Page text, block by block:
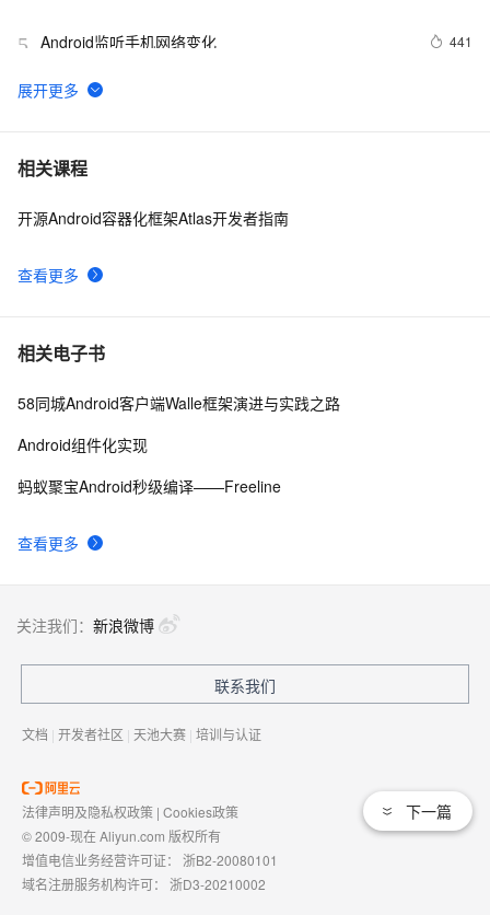
5 Android监听手机网络变化 441
6
Android Application Foundamentals(yaozq翻译，仅供
7 Android中startActivity中的permission检测与UID机制
8 【Magisk模块】禁用Android 11-12应用文件夹限制
9 Android Socket与服务器通信通用Demo
10
户同步 | 源码资源 )（一）
相关课程
查看更多
开源Android容器化框架Atlas开发者指南
相关电子书
查看更多
58同城Android客户端Walle框架演进与实践之路
Android组件化实现
蚂蚁聚宝Android秒级编译——Freeline
下一篇
关注我们： 新浪微博
联系我们
文档 | 开发者社区 | 天池大赛 | 培训与认证
法律声明及隐私权政策 | Cookies政策
© 2009-现在 Aliyun.com 版权所有
增值电信业务经营许可证： 浙B2-20080101
域名注册服务机构许可： 浙D3-20210002